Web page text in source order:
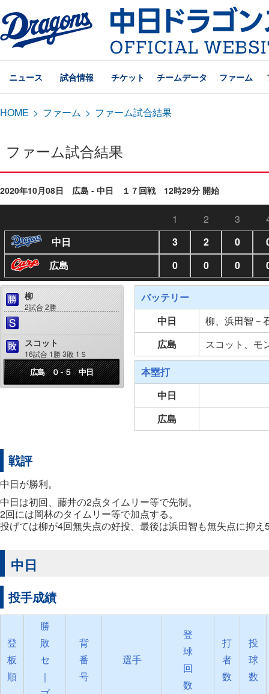
ニュース 試合情報 チケット チームデータ ファーム
HOME > ファーム > ファーム試合結果
ファーム試合結果
2020年10月08日 広島 - 中日 １７回戦 12時29分 開始
1 2 3
中日
3 2 0
広島
0 0 0
柳
2試合 2勝
スコット
16試合 1勝 3敗 1Ｓ
広島 ０ - ５ 中日
バッテリー
中日
柳、浜田智－
広島
スコット、モ
本塁打
中日
広島
戦評
中日が勝利。
中日は初回、藤井の2点タイムリー等で先制。
2回には岡林のタイムリー等で加点する。
投げては柳が4回無失点の好投、最後は浜田智も無失点に抑
中日
投手成績
登
板
順
勝
敗
セ
｜
背
番
号
選手
登
球
回
数
打
者
数
投
球
数